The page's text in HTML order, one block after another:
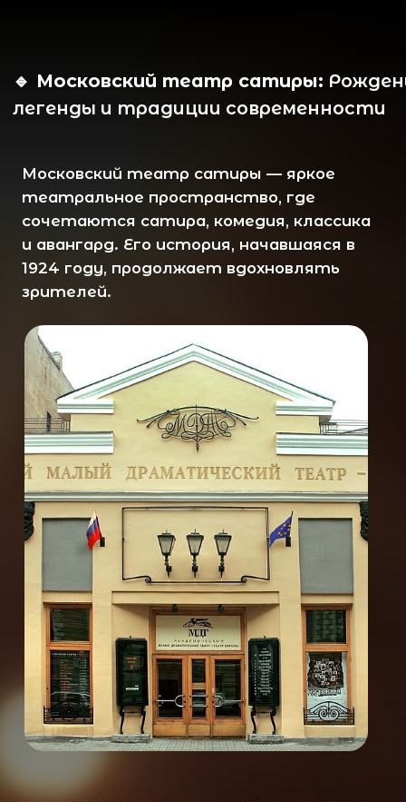
легенды и традиции современности
и авангард. Его история, начавшаяся в
зрителей.
Московский театр сатиры: История и Легенды
Московский театр сатиры — это важная
культурная институция, которая с момента
своего основания в 1924 году продолжает
радовать зрителей остроумными постановками.
Театр стал местом, где классика, сатира и
авангард успешно сочетаются.
Рождение театра: 1920-е годы
Театр открылся 1 октября 1924 года в подвале
дома в Большом Гнездниковском переулке. Первые
спектакли, как «Захолустье» и «Спокойно снимаю»,
завоевали популярность благодаря миниатюрным
обозрениям, с остроумными сюжетами и